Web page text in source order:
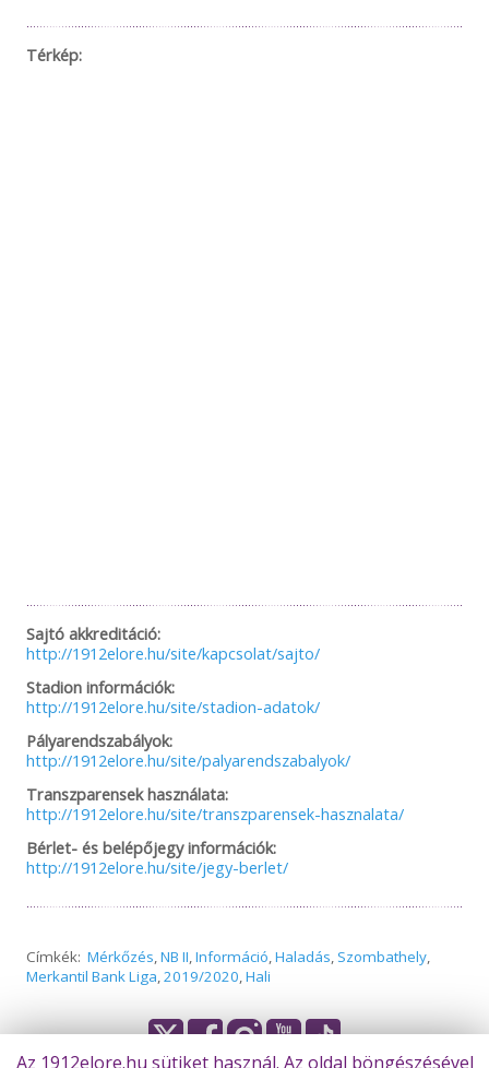
Térkép:
Sajtó akkreditáció:
http://1912elore.hu/site/kapcsolat/sajto/
Stadion információk:
http://1912elore.hu/site/stadion-adatok/
Pályarendszabályok:
http://1912elore.hu/site/palyarendszabalyok/
Transzparensek használata:
http://1912elore.hu/site/transzparensek-hasznalata/
Bérlet- és belépőjegy információk:
http://1912elore.hu/site/jegy-berlet/
Címkék: Mérkőzés,NB II,Információ,Haladás, Szombathely,
Merkantil Bank Liga,2019/2020,Hali
Az 1912elore.hu sütiket használ. Az oldal böngészésével